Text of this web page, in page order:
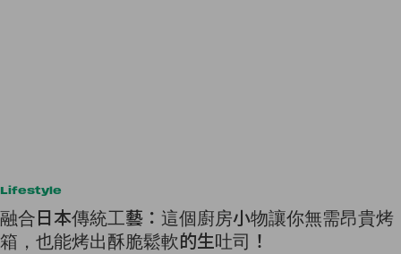
Lifestyle
融合日本傳統工藝：這個廚房小物讓你無需昂貴烤
箱，也能烤出酥脆鬆軟的生吐司！